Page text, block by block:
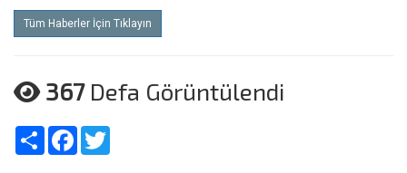
Tüm Haberler İçin Tıklayın
367 Defa Görüntülendi
Share Facebook